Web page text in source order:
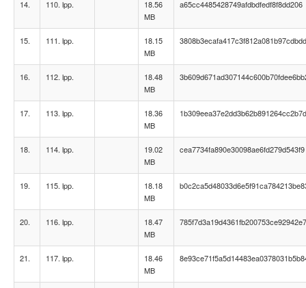
14. 110. lpp.
18.56
MB
a65cc4485428749afdbdfedf8f8dd206
15. 111. lpp.
18.15
MB
3808b3ecafa417c3f812a081b97cdbdd
16. 112. lpp.
18.48
MB
17. 113. lpp.
18.36
MB
18. 114. lpp.
19.02
MB
cea7734fa890e30098ae6fd279d543f9
19. 115. lpp.
18.18
MB
20. 116. lpp.
18.47
MB
785f7d3a19d4361fb200753ce92942e7
21. 117. lpp.
18.46
MB